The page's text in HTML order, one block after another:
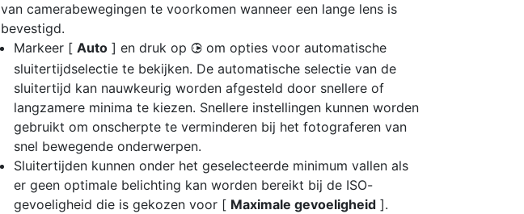
van camerabewegingen te voorkomen wanneer een lange lens is
bevestigd.
Markeer [ Auto ] en druk op 2 om opties voor automatische
sluitertijdselectie te bekijken. De automatische selectie van de
sluitertijd kan nauwkeurig worden afgesteld door snellere of
langzamere minima te kiezen. Snellere instellingen kunnen worden
gebruikt om onscherpte te verminderen bij het fotograferen van
snel bewegende onderwerpen.
Sluitertijden kunnen onder het geselecteerde minimum vallen als
er geen optimale belichting kan worden bereikt bij de ISO-
gevoeligheid die is gekozen voor [ Maximale gevoeligheid ].